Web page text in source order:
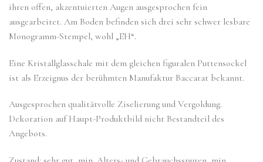
ihren offen, akzentuierten Augen ausgesprochen fein
ausgearbeitet. Am Boden befinden sich drei sehr schwer lesbare
Monogramm-Stempel, wohl „EH“.
Eine Kristallglasschale mit dem gleichen figuralen Puttensockel
ist als Erzeignus der berühmten Manufaktur Baccarat bekannt.
Ausgesprochen qualitätvolle Ziselierung und Vergoldung.
Dekoration auf Haupt-Produktbild nicht Bestandteil des
Angebots.